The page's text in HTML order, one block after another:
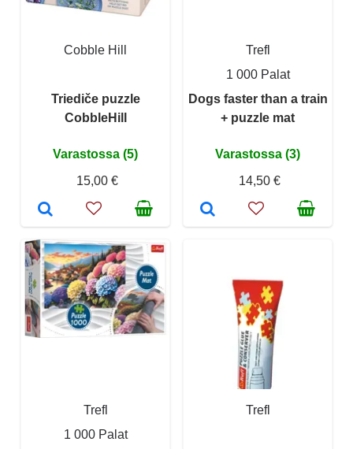
Cobble Hill
Triediče puzzle
CobbleHill
Varastossa (5)
15,00 €
Trefl
1 000 Palat
Dogs faster than a train
+ puzzle mat
Varastossa (3)
14,50 €
Trefl
1 000 Palat
Trefl